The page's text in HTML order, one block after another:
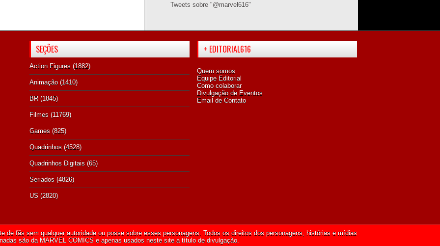
Tweets sobre "@marvel616"
SEÇÕES
Action Figures (1882)
Animação (1410)
BR (1845)
Filmes (11769)
Games (825)
Quadrinhos (4528)
Quadrinhos Digitais (65)
Seriados (4826)
US (2820)
+ EDITORIAL616
Quem somos
Equipe Editorial
Como colaborar
Divulgação de Eventos
Email de Contato
de fãs sem qualquer autoridade ou posse sobre esses personagens. Todos os direitos dos personagens, histórias e mídias
são da MARVEL COMICS e apenas usados neste site a título de divulgação.